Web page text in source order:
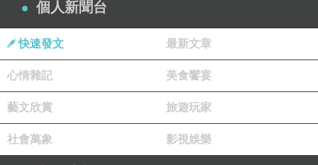
個約定好要一起前往的瀑布、永遠找不到出口。
5、這個「重新開始」的主題，表面上看來屬於愛情
的語境，然而真正重要的是，它逐漸過渡到內在的
自我認同問題。電影最後，黎耀輝突然打了一通電
話給他的父親，雖然一語未發，卻明顯帶來了改
個人新聞台
快速發文 最新文章
心情雜記 美食饗宴
藝文欣賞 旅遊玩家
社會萬象 影視娛樂